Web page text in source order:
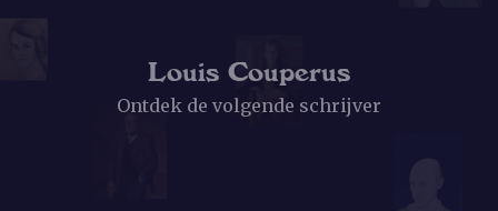
Louis Couperus
Ontdek de volgende schrijver